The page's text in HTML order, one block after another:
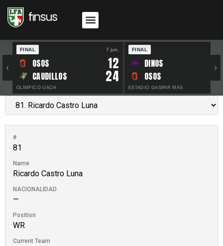
‹
FINAL 7 jun.
OSOS 12
CAUDILLOS 24
OLÍMPICO UACH
FINAL
DINOS
OSOS
ESTADIO GASPAR MAS
›
#
81
Name
Ricardo Castro Luna
NACIONALIDAD
—
Position
WR
Current Team